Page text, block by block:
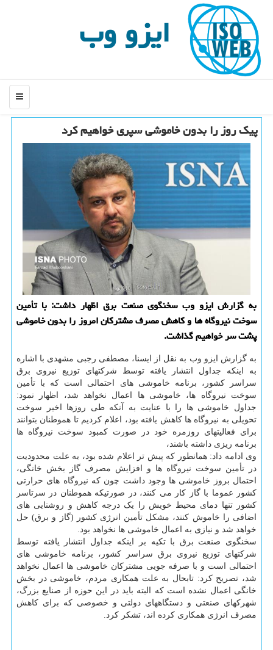
ایزو وب
منو
پیك روز را بدون خاموشی سپری خواهیم كرد
به گزارش ایزو وب سخنگوی صنعت برق اظهار داشت: با تأمین
سوخت نیروگاه ها و کاهش مصرف مشترکان امروز را بدون خاموشی
پشت سر خواهیم گذاشت.
به گزارش ایزو وب به نقل از ایسنا، مصطفی رجبی مشهدی با اشاره
به اینکه جداول انتشار یافته توسط شرکتهای توزیع نیروی برق
سراسر کشور، برنامه خاموشی های احتمالی است که با تأمین
سوخت نیروگاه ها، خاموشی ها اعمال نخواهد شد، اظهار نمود:
جداول خاموشی ها را با عنایت به آنکه طی روزها اخیر سوخت
تحویلی به نیروگاه ها کاهش یافته بود، اعلام کردیم تا هموطنان بتوانند
برای فعالیتهای روزمره خود در صورت کمبود سوخت نیروگاه ها
برنامه ریزی داشته باشند،
وی ادامه داد: همانطور که پیش تر اعلام شده بود، به علت محدودیت
در تأمین سوخت نیروگاه ها و افزایش مصرف گاز بخش خانگی،
احتمال بروز خاموشی ها وجود داشت چون که نیروگاه های حرارتی
کشور عموما با گاز کار می کنند، در صورتیکه هموطنان در سرتاسر
کشور تنها دمای محیط خویش را یک درجه کاهش و روشنایی های
اضافی را خاموش کنند، مشکل تأمین انرژی کشور (گاز و برق) حل
خواهد شد و نیازی به اعمال خاموشی ها نخواهد بود.
سخنگوی صنعت برق با تکیه بر اینکه جداول انتشار یافته توسط
شرکتهای توزیع نیروی برق سراسر کشور، برنامه خاموشی های
احتمالی است و با صرفه جویی مشترکان خاموشی ها اعمال نخواهد
شد، تصریح کرد: تابحال به علت همکاری مردم، خاموشی در بخش
خانگی اعمال نشده است که البته باید در این حوزه از صنایع بزرگ،
شهرکهای صنعتی و دستگاههای دولتی و خصوصی که برای کاهش
مصرف انرژی همکاری کرده اند، تشکر کرد.